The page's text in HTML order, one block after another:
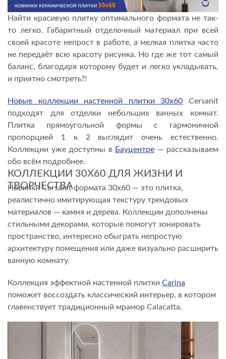
СЕРВИС И ГАРАНТИЯ
Найти красивую плитку оптимального формата не так-
то легко. Габаритный отделочный материал при всей
своей красоте непрост в работе, а мелкая плитка часто
не передаёт всю красоту рисунка. Но где же тот самый
баланс, благодаря которому будет и легко укладывать,
и приятно смотреть?!
Новые коллекции настенной плитки 30х60 Cersanit
подходят для отделки небольших ванных комнат.
Плитка прямоугольной формы с гармоничной
пропорцией 1 к 2 выглядит очень естественно.
Коллекции уже доступны в Бауцентре — рассказываем
обо всём подробнее.
КОЛЛЕКЦИИ 30Х60 ДЛЯ ЖИЗНИ И
ТВОРЧЕСТВА
Новинки Cersanit формата 30х60 — это плитка,
реалистично имитирующая текстуру трендовых
материалов — камня и дерева. Коллекции дополнены
стильными декорами, которые помогут зонировать
пространство, интересно обыграть непростую
архитектуру помещения или даже визуально расширить
ванную комнату.
Коллекция эффектной настенной плитки Carina
поможет воссоздать классический интерьер, в котором
главенствует традиционный мрамор Calacatta.